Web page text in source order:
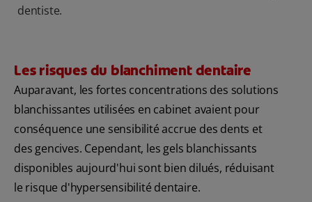
dentiste.
Les risques du blanchiment dentaire
Auparavant, les fortes concentrations des solutions
blanchissantes utilisées en cabinet avaient pour
conséquence une sensibilité accrue des dents et
des gencives. Cependant, les gels blanchissants
disponibles aujourd'hui sont bien dilués, réduisant
le risque d'hypersensibilité dentaire.